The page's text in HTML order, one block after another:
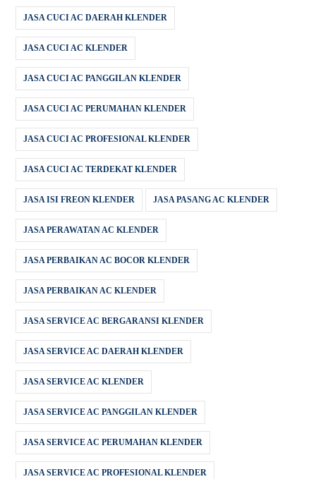
JASA CUCI AC DAERAH KLENDER
JASA CUCI AC KLENDER
JASA CUCI AC PANGGILAN KLENDER
JASA CUCI AC PERUMAHAN KLENDER
JASA CUCI AC PROFESIONAL KLENDER
JASA CUCI AC TERDEKAT KLENDER
JASA ISI FREON KLENDER JASA PASANG AC KLENDER
JASA PERAWATAN AC KLENDER
JASA PERBAIKAN AC BOCOR KLENDER
JASA PERBAIKAN AC KLENDER
JASA SERVICE AC BERGARANSI KLENDER
JASA SERVICE AC DAERAH KLENDER
JASA SERVICE AC KLENDER
JASA SERVICE AC PANGGILAN KLENDER
JASA SERVICE AC PERUMAHAN KLENDER
JASA SERVICE AC PROFESIONAL KLENDER